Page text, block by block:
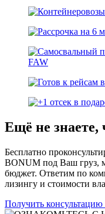
Ещё не знаете,
Бесплатно
BONUM под Ваш груз,
бюджет. Ответим по
лизингу и стоимости
Получить консультацию